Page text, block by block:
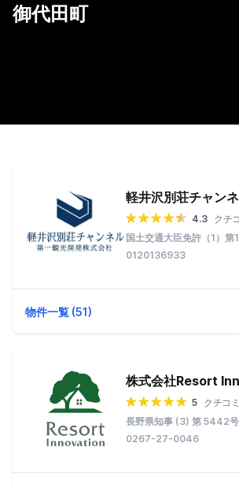
御代田町
4.3 クチ
国土交通大臣免許（1）
0120136933
物件一覧 (51)
株式会社Resort
5 クチコ
長野県知事 (3) 第 5442号
0267-27-0046